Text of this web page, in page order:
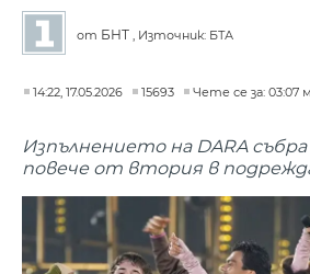
от БНТ , Източник: БТА
14:22, 17.05.2026 15693 Чете се за: 03:07
Изпълнението на DARA
повече от втория в